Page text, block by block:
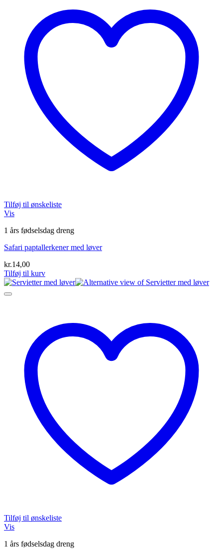
Tilføj til ønskeliste
Vis
1 års fødselsdag dreng
Safari paptallerkener med løver
kr.14,00
Tilføj til kurv
Tilføj til ønskeliste
Vis
1 års fødselsdag dreng